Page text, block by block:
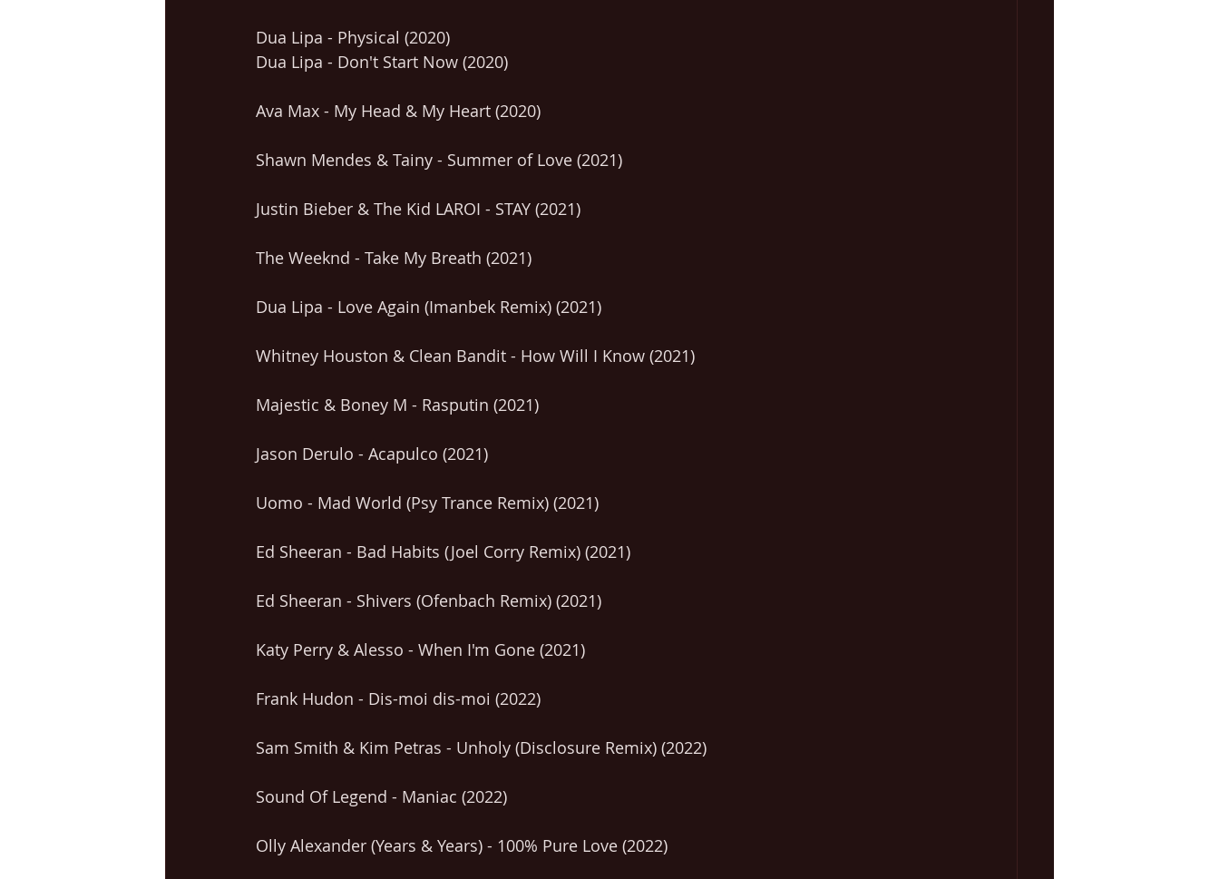
Dua Lipa - Physical (2020)
Dua Lipa - Don't Start Now (2020)
Ava Max - My Head & My Heart (2020)
Shawn Mendes & Tainy - Summer of Love (2021)
Justin Bieber & The Kid LAROI - STAY (2021)
The Weeknd - Take My Breath (2021)
Dua Lipa - Love Again (Imanbek Remix) (2021)
Whitney Houston & Clean Bandit - How Will I Know (2021)
Majestic & Boney M - Rasputin (2021)
Jason Derulo - Acapulco (2021)
Uomo - Mad World (Psy Trance Remix) (2021)
Ed Sheeran - Bad Habits (Joel Corry Remix) (2021)
Ed Sheeran - Shivers (Ofenbach Remix) (2021)
Katy Perry & Alesso - When I'm Gone (2021)
Frank Hudon - Dis-moi dis-moi (2022)
Sam Smith & Kim Petras - Unholy (Disclosure Remix) (2022)
Sound Of Legend - Maniac (2022)
Olly Alexander (Years & Years) - 100% Pure Love (2022)